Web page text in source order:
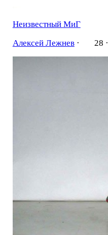
Неизвестный МиГ
Алексей Лежнев· 28 ·